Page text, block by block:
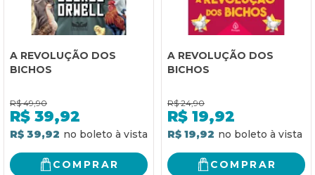
A REVOLUÇÃO DOS
BICHOS
R$ 49,90
R$ 39,92
R$ 39,92
COMPRAR
A REVOLUÇÃO DOS
BICHOS
R$ 24,90
R$ 19,92
R$ 19,92
COMPRAR